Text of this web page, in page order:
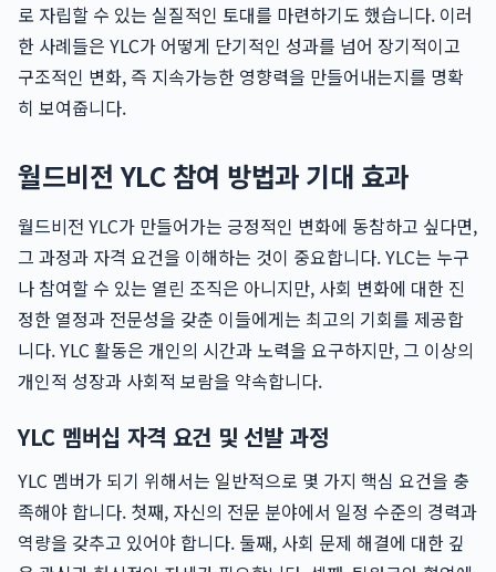
로 자립할 수 있는 실질적인 토대를 마련하기도 했습니다. 이러
한 사례들은 YLC가 어떻게 단기적인 성과를 넘어 장기적이고
구조적인 변화, 즉 지속가능한 영향력을 만들어내는지를 명확
히 보여줍니다.
월드비전 YLC 참여 방법과 기대 효과
월드비전 YLC가 만들어가는 긍정적인 변화에 동참하고 싶다면,
그 과정과 자격 요건을 이해하는 것이 중요합니다. YLC는 누구
나 참여할 수 있는 열린 조직은 아니지만, 사회 변화에 대한 진
정한 열정과 전문성을 갖춘 이들에게는 최고의 기회를 제공합
니다. YLC 활동은 개인의 시간과 노력을 요구하지만, 그 이상의
개인적 성장과 사회적 보람을 약속합니다.
YLC 멤버십 자격 요건 및 선발 과정
YLC 멤버가 되기 위해서는 일반적으로 몇 가지 핵심 요건을 충
족해야 합니다. 첫째, 자신의 전문 분야에서 일정 수준의 경력과
역량을 갖추고 있어야 합니다. 둘째, 사회 문제 해결에 대한 깊